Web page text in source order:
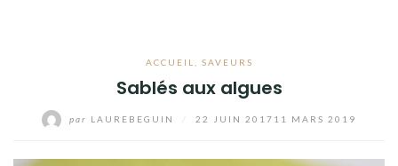
ACCUEIL SAVEURS
Sablés aux algues
par LAUREBEGUIN 22 JUIN 2017 11 MARS 2019